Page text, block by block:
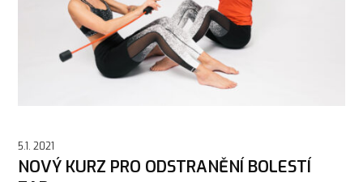
5.1. 2021
NOVÝ KURZ PRO ODSTRANĚNÍ BOLESTÍ